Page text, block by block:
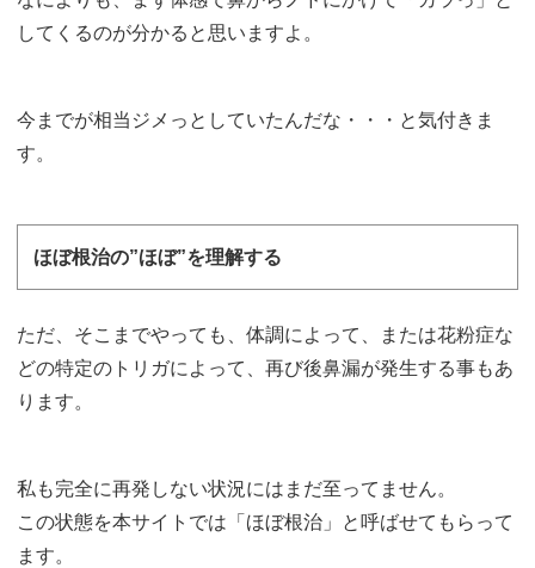
してくるのが分かると思いますよ。
今までが相当ジメっとしていたんだな・・・と気付きま
す。
ほぼ根治の”ほぼ”を理解する
ただ、そこまでやっても、体調によって、または花粉症な
どの特定のトリガによって、再び後鼻漏が発生する事もあ
ります。
私も完全に再発しない状況にはまだ至ってません。
この状態を本サイトでは「ほぼ根治」と呼ばせてもらって
ます。